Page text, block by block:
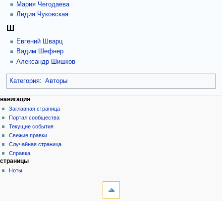
Мария Чегодаева
Лидия Чуковская
Ш
Евгений Шварц
Вадим Шефнер
Александр Шишков
Категория: Авторы
навигация
Заглавная страница
Портал сообщества
Текущие события
Свежие правки
Случайная страница
Справка
страницы
Ноты